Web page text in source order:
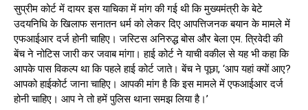
सुप्रीम कोर्ट में दायर इस याचिका में मांग की गई थी कि मुख्यमंत्री के बेटे
उदयनिधि के खिलाफ सनातन धर्म को लेकर दिए आपत्तिजनक बयान के मामले में
एफआईआर दर्ज होनी चाहिए। जस्टिस अनिरुद्ध बोस और बेला एम. त्रिवेदी की
बेंच ने नोटिस जारी कर जवाब मांगा। हाई कोर्ट ने याची वकील से यह भी कहा कि
आपके पास विकल्प था कि पहले हाई कोर्ट जाते। बेंच ने पूछा, ‘आप यहां क्यों आए?
आपको हाईकोर्ट जाना चाहिए। आपकी मांग है कि इस मामले में एफआईआर दर्ज
होनी चाहिए। आप ने तो हमें पुलिस थाना समझ लिया है।’